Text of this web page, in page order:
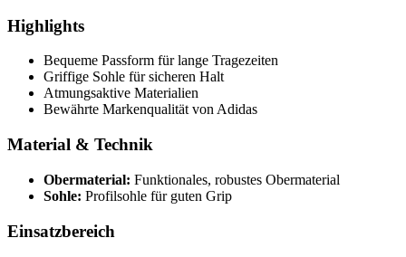
Highlights
Bequeme Passform für lange Tragezeiten
Griffige Sohle für sicheren Halt
Atmungsaktive Materialien
Bewährte Markenqualität von Adidas
Material & Technik
Obermaterial: Funktionales, robustes Obermaterial
Sohle: Profilsohle für guten Grip
Einsatzbereich